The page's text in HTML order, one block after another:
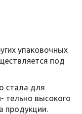
упаковочных
под
стала для
тельно высокого
продукции.